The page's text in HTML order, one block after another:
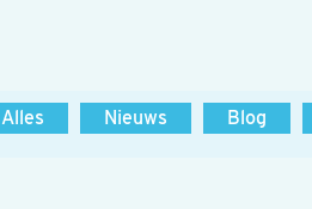
Alles Nieuws Blog